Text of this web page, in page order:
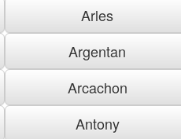
Arles
Argentan
Arcachon
Antony